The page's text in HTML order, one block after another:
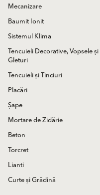
Mecanizare
Baumit Ionit
Sistemul Klima
Tencuieli Decorative, Vopsele și
Gleturi
Tencuieli și Tinciuri
Placări
Șape
Mortare de Zidărie
Beton
Torcret
Lianti
Curte și Grădină